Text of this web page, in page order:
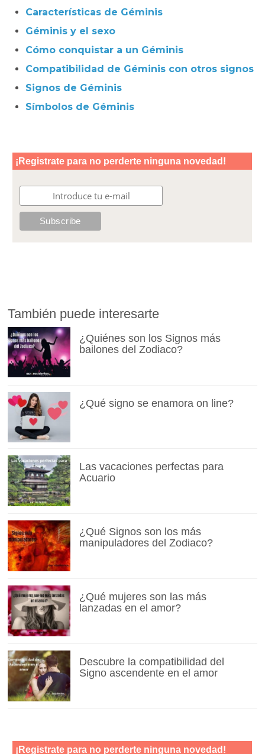
Características de Géminis
Géminis y el sexo
Cómo conquistar a un Géminis
Compatibilidad de Géminis con otros signos
Signos de Géminis
Símbolos de Géminis
También puede interesarte
¿Quiénes son los Signos más
bailones del Zodiaco?
¿Qué signo se enamora on line?
Las vacaciones perfectas para
Acuario
¿Qué Signos son los más
manipuladores del Zodiaco?
¿Qué mujeres son las más
lanzadas en el amor?
Descubre la compatibilidad del
Signo ascendente en el amor